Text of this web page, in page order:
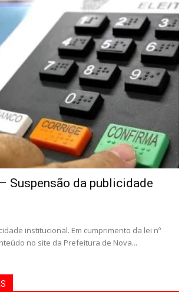
Suspensão da publicidade
institucional. Em cumprimento da lei nº
no site da Prefeitura de Nova...